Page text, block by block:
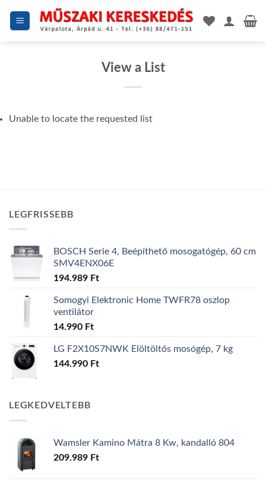
View a List
Unable to locate the requested list
LEGFRISSEBB
BOSCH Serie 4, Beépíthető mosogatógép, 60 cm
SMV4ENX06E
194.989 Ft
Somogyi Elektronic Home TWFR78 oszlop
ventilátor
14.990 Ft
LG F2X10S7NWK Elöltöltős mosógép, 7 kg
144.990 Ft
LEGKEDVELTEBB
Wamsler Kamino Mátra 8 Kw, kandalló 804
209.989 Ft